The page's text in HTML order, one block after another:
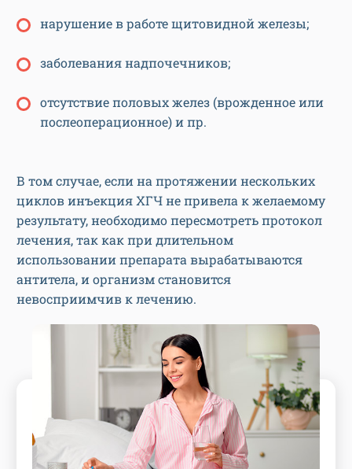
нарушение в работе щитовидной железы;
заболевания надпочечников;
отсутствие половых желез (врожденное или
послеоперационное) и пр.
В том случае, если на протяжении нескольких
циклов инъекция ХГЧ не привела к желаемому
результату, необходимо пересмотреть протокол
лечения, так как при длительном
использовании препарата вырабатываются
антитела, и организм становится
невосприимчив к лечению.